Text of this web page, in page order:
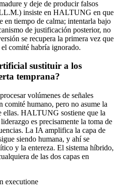
y deje de producir falsos
insiste en HALTUNG en que
en tiempo de calma; intentarla bajo
de justificación posterior, no
se recupera la primera vez que
comité habría ignorado.
sustituir a los
temprana?
volúmenes de señales
comité humano, pero no asume la
ellas. HALTUNG sostiene que la
es precisamente la toma de
La IA amplifica la capa de
siendo humana, y ahí se
y la entereza. El sistema híbrido,
de las dos capas en
executione